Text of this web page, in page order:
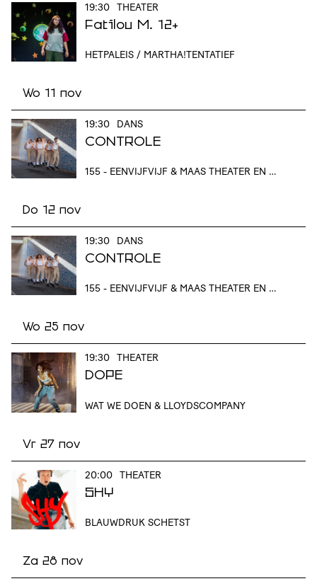
19:30 THEATER
Fatilou M. 12+
HETPALEIS / MARTHA!TENTATIEF
Wo 11 nov
19:30 DANS
CONTROLE
155 - EENVIJFVIJF & MAAS THEATER EN DANS
Do 12 nov
19:30 DANS
CONTROLE
155 - EENVIJFVIJF & MAAS THEATER EN DANS
Wo 25 nov
19:30 THEATER
DOPE
WAT WE DOEN & LLOYDSCOMPANY
Vr 27 nov
20:00 THEATER
SHY
BLAUWDRUK SCHETST
Za 28 nov